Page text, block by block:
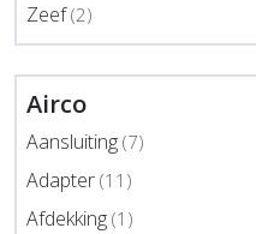
Zeef(2)
Airco
Aansluiting (7)
Adapter (11)
Afdekking (1)